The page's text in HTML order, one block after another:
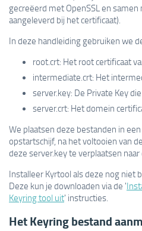
gecreëerd met OpenSSL en
aangeleverd bij het certificaat).
In deze handleiding gebruiken we
root.crt: Het root certificaat
intermediate.crt: Het
server.key: De Private Key
server.crt: Het domein
We plaatsen deze bestanden in
opstartschijf, na het voltooien van
deze server.key te verplaatsen
Installeer Kyrtool als deze nog niet
Deze kun je downloaden via de '
Keyring tool uit' instructies.
Het Keyring bestand